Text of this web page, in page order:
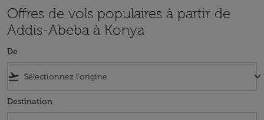
Offres de vols populaires à partir de
Addis-Abeba à Konya
De
flight_takeoff keyboard_arrow_down
Destination